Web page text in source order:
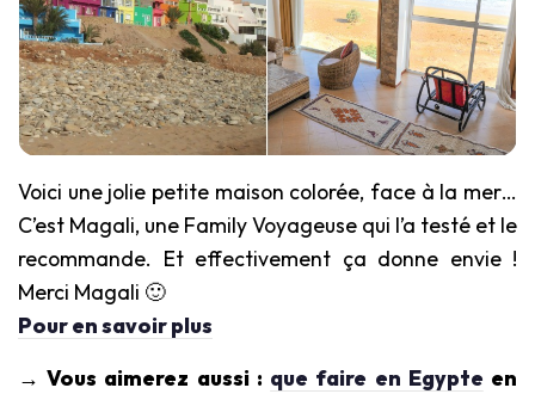
Voici une jolie petite maison colorée, face à la mer…
C’est Magali, une Family Voyageuse qui l’a testé et le
recommande. Et effectivement ça donne envie !
Merci Magali 🙂
Pour en savoir plus
→ Vous aimerez aussi : que faire en Egypte en